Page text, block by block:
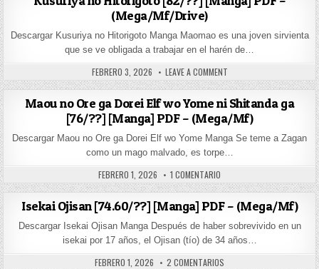
(Mega/Mf/Drive)
Descargar Kusuriya no Hitorigoto Manga Maomao es una joven sirvienta
que se ve obligada a trabajar en el harén de…
PUBLISHED DATE:
FEBRERO 3, 2026 LEAVE A COMMENTON KUSURIYA NO
Maou no Ore ga Dorei Elf wo Yome ni Shitanda ga
[76/??] [Manga] PDF – (Mega/Mf)
Descargar Maou no Ore ga Dorei Elf wo Yome Manga Se teme a Zagan
como un mago malvado, es torpe…
PUBLISHED DATE:
FEBRERO 1, 2026 1 COMENTARIO EN MAOU NO ORE GA
Isekai Ojisan [74.60/??] [Manga] PDF – (Mega/Mf)
Descargar Isekai Ojisan Manga Después de haber sobrevivido en un
isekai por 17 años, el Ojisan (tío) de 34 años…
PUBLISHED DATE:
FEBRERO 1, 2026 2 COMENTARIOS EN ISEKAI OJISAN [74.60/